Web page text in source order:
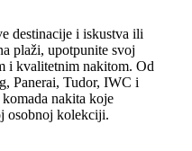
destinacije i iskustva ili
plaži, upotpunite svoj
i kvalitetnim nakitom. Od
Panerai, Tudor, IWC i
nakita koje
osobnoj kolekciji.